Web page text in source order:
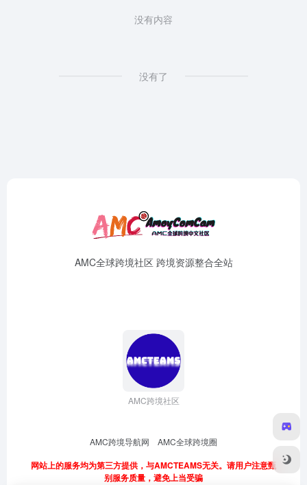
没有内容
没有了
AMC全球跨境社区 跨境资源整合全站
AMC跨境社区
AMC跨境导航网 AMC全球跨境圈
网站上的服务均为第三方提供，与AMCTEAMS无关。请用户注意甄
别服务质量，避免上当受骗